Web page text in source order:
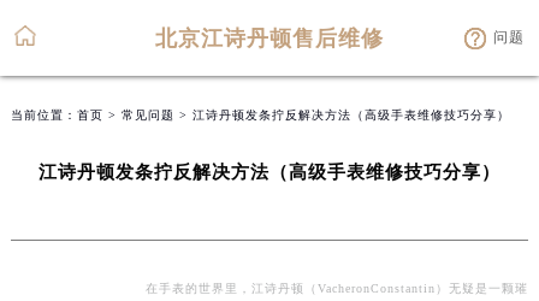
北京江诗丹顿售后维修 问题
当前位置： 首页 > 常见问题 > 江诗丹顿发条拧反解决方法（高级手表维修技巧分享）
江诗丹顿发条拧反解决方法（高级手表维修技巧分享）
在手表的世界里，江诗丹顿（VacheronConstantin）无疑是一颗璀